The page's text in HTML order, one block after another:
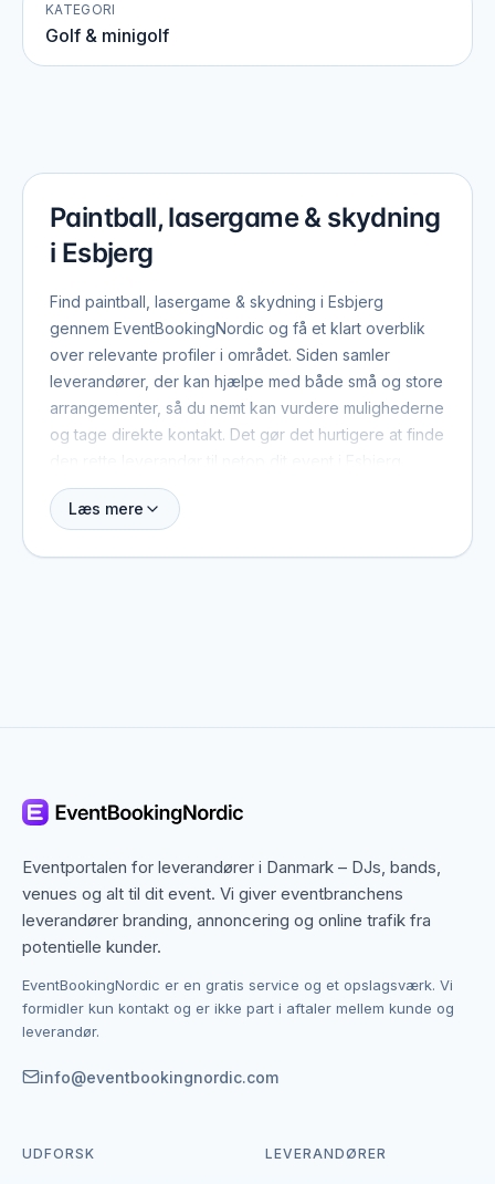
KATEGORI
Golf & minigolf
Paintball, lasergame & skydning
i Esbjerg
Find paintball, lasergame & skydning i Esbjerg
gennem EventBookingNordic og få et klart overblik
over relevante profiler i området. Siden samler
leverandører, der kan hjælpe med både små og store
arrangementer, så du nemt kan vurdere mulighederne
og tage direkte kontakt. Det gør det hurtigere at finde
Når du booker paintball, lasergame & skydning i
arbejder bredt i regionen. Det betyder, at du ikke kun
fra nabobyer, der gerne dækker området. Det giver
flere muligheder, hvis du har en bestemt stil, et
bestemt budget eller en speciel ramme i tankerne.
enkelte leverandør af paintball, lasergame &
skydning. EventBookingNordic er en åben portal – vi
aftalen på egne vilkår. Det giver mulighed for at
Læs mere
Eventportalen for leverandører i Danmark – DJs, bands,
venues og alt til dit event. Vi giver eventbranchens
leverandører branding, annoncering og online trafik fra
potentielle kunder.
EventBookingNordic er en gratis service og et opslagsværk. Vi
formidler kun kontakt og er ikke part i aftaler mellem kunde og
leverandør.
info@eventbookingnordic.com
UDFORSK LEVERANDØRER